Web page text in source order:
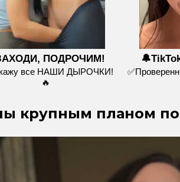
ПОДРОЧИМ!
все НАШИ ДЫРОЧКИ!
🔥
крупным планом